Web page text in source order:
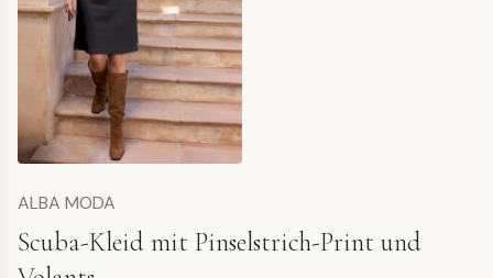
ALBA MODA
Scuba-Kleid mit Pinselstrich-Print und